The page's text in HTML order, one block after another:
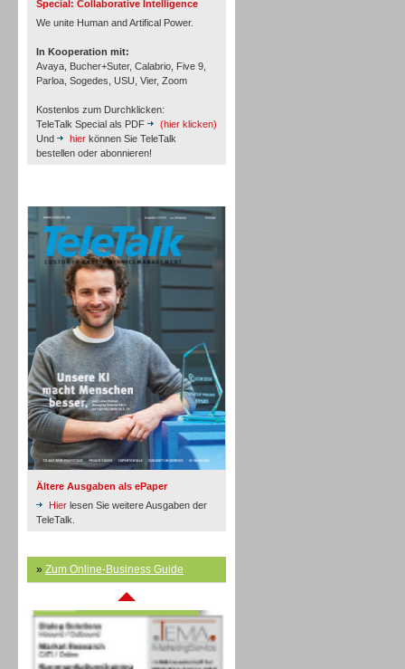
Special: Collaborative Intelligence
We unite Human and Artifical Power.
In Kooperation mit:
Avaya, Bucher+Suter, Calabrio, Five 9,
Parloa, Sogedes, USU, Vier, Zoom
Kostenlos zum Durchklicken:
TeleTalk Special als PDF
(hier klicken)
Und
hier können Sie TeleTalk
bestellen oder abonnieren!
Ältere Ausgaben als ePaper
Hier lesen Sie weitere Ausgaben der
TeleTalk.
» Zum Online-Business Guide
Inbound
Inbound